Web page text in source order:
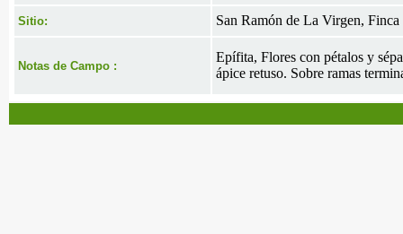
Sitio: San Ramón de La Virgen,
Notas de Campo :
Epífita, Flores con pétalos y
ápice retuso. Sobre ramas